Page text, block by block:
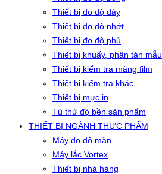
Thiết bị đo độ dày
Thiết bị đo độ nhớt
Thiết bị đo độ phủ
Thiết bị khuấy, phân tán mẫu
Thiết bị kiểm tra màng film
Thiết bị kiểm tra khác
Thiết bị mực in
Tủ thử độ bền sản phẩm
THIẾT BỊ NGÀNH THỰC PHẨM
Máy đo độ mặn
Máy lắc Vortex
Thiết bị nhà hàng